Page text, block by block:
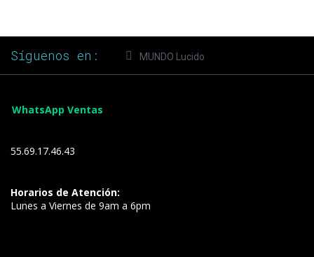
Síguenos en: MUNDO Lucido
WhatsApp Ventas
55.69.17.46.43
Horarios de Atención:
Lunes a Viernes de 9am a 6pm